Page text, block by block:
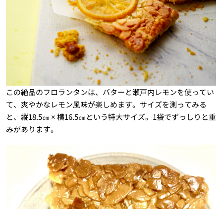
この絶品のフロランタンは、バターと瀬戸内レモンを使ってい
て、爽やかなレモン風味が楽しめます。サイズを測ってみる
と、縦18.5㎝ × 横16.5㎝という特大サイズ。1袋でずっしりと重
みがあります。